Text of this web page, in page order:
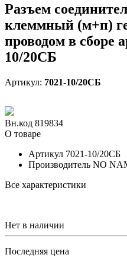
Разъем
клеммный (м+п)
проводом в сборе
10/20СБ
Артикул: 7021-10/20СБ
Вн.код 819834
О товаре
Артикул 7021-10/20СБ
Производитель NO
Все характеристики
Нет в наличии
Последняя цена